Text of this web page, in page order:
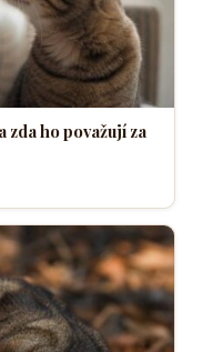
zda ho považují za